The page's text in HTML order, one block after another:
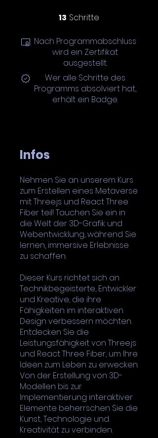
13 Schritte
Nach Programmabschluss
wird ein Zertifikat
ausgestellt.
Wer alle Schritte des
Programms absolviert hat,
erhält ein Badge.
Infos
Nehmen Sie an unserem Kurs
zum Erstellen eines Metaverse
mit Three.js und React Three
Fiber teil! Tauchen Sie ein in
die Welt der 3D-Grafik und
Webentwicklung, während Sie
lernen, immersive Erlebnisse
zu schaffen.
Dieser Kurs richtet sich an
Technikbegeisterte, Entwickler
und Kreative, die ihre
Fähigkeiten im interaktiven
Design verbessern möchten.
Entdecken Sie die
Leistungsfähigkeit von Three.js
und React Three Fiber, um Ihre
Ideen zum Leben zu erwecken.
Von der Erstellung von 3D-
Modellen bis zur
Implementierung interaktiver
Elemente beherrschen Sie die
Kunst, Technologie und
Kreativität zu verbinden.